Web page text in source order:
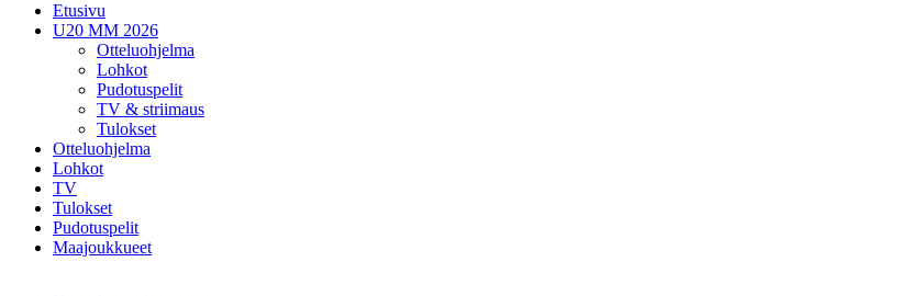
Etusivu
U20 MM 2026
Otteluohjelma
Lohkot
Pudotuspelit
TV & striimaus
Tulokset
Otteluohjelma
Lohkot
TV
Tulokset
Pudotuspelit
Maajoukkueet